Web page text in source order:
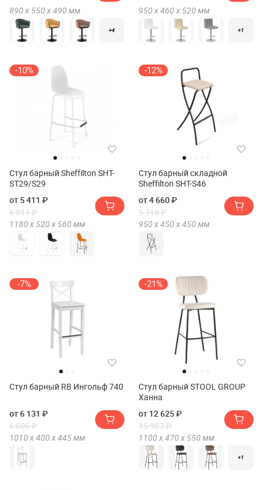
890 х 550 х490 мм
+4
950 х460 х 520 мм
+1
-10%
Стул барный Sheffilton SHT-
ST29/S29
от 5 411 ₽
6 011 ₽
1180 х 520 х 560 мм
-12%
Стул барный складной
Sheffilton SHT-S46
от 4 660 ₽
5 318 ₽
950 х450 х450 мм
-7%
Стул барный RB Ингольф 740
от 6 131 ₽
6 605 ₽
1010 х400 х445мм
-21%
Стул барный STOOL GROUP
Ханна
от 12 625 ₽
15 903 ₽
1100 х470 х 550 мм
+1